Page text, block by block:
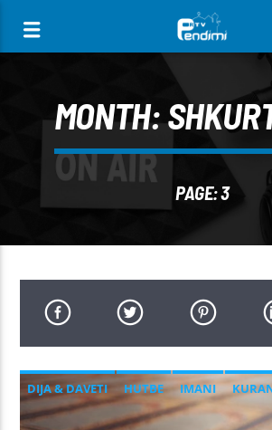
[There are no radio stations in the
MONTH:
PAGE: 3
DIJA & DAVETI HUTBE IMANI
KURAN - TEFSIR